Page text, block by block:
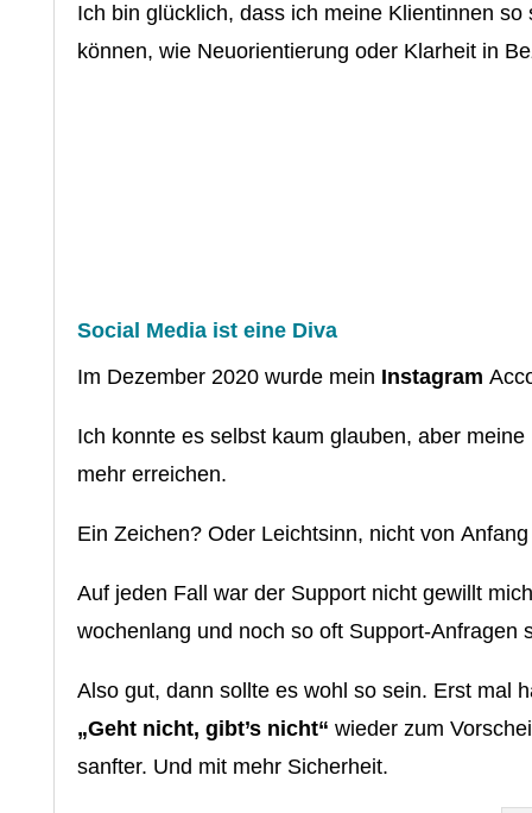
Ich bin glücklich, dass ich meine Klientinnen
können, wie Neuorientierung oder Klarheit in
Social Media ist eine Diva
Im Dezember 2020 wurde mein Instagram
Ich konnte es selbst kaum glauben, aber
mehr erreichen.
Ein Zeichen? Oder Leichtsinn, nicht von
Auf jeden Fall war der Support nicht gewillt
wochenlang und noch so oft Support-
Also gut, dann sollte es wohl so sein. Erst mal
„Geht nicht, gibt’s nicht“ wieder zum
sanfter. Und mit mehr Sicherheit.